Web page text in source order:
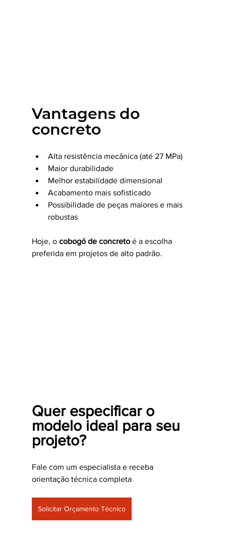
Vantagens do
concreto
Alta resistência mecânica (até 27 MPa)
Maior durabilidade
Melhor estabilidade dimensional
Acabamento mais sofisticado
Possibilidade de peças maiores e mais
robustas
Hoje, o cobogó de concreto é a escolha
preferida em projetos de alto padrão.
Quer especificar o
modelo ideal para seu
projeto?
Fale com um especialista e receba
orientação técnica completa
Solicitar Orçamento Técnico